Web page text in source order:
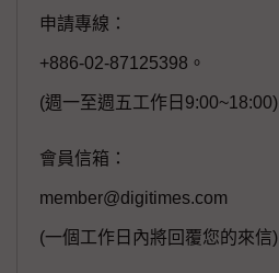
申請專線：
+886-02-87125398。
(週一至週五工作日9:00~18:00)
會員信箱：
member@digitimes.com
(一個工作日內將回覆您的來信)